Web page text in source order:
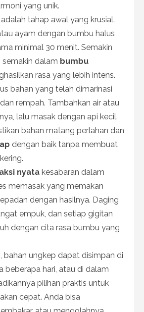
yang unik.
tahap awal yang krusial.
ayam dengan bumbu halus
minimal 30 menit. Semakin
semakin dalam bumbu
rasa yang lebih intens.
bahan yang telah dimarinasi
rempah. Tambahkan air atau
lalu masak dengan api kecil.
bahan matang perlahan dan
dengan baik tanpa membuat
aksi nyata kesabaran dalam
memasak yang memakan
dengan hasilnya. Daging
empuk, dan setiap gigitan
dengan cita rasa bumbu yang
bahan ungkep dapat disimpan di
beberapa hari, atau di dalam
pilihan praktis untuk
cepat. Anda bisa